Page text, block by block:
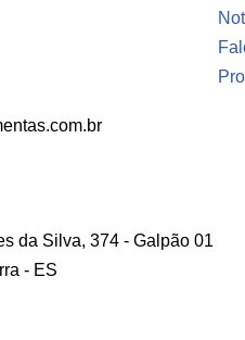
da Silva, 374 - Galpão 01
- ES